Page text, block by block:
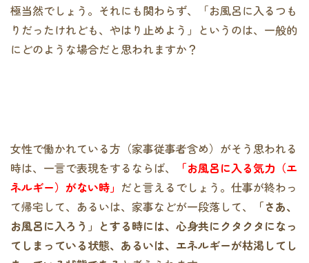
極当然でしょう。それにも関わらず、「お風呂に入るつも
りだったけれども、やはり止めよう」というのは、一般的
にどのような場合だと思われますか？
女性で働かれている方（家事従事者含め）がそう思われる
時は、一言で表現をするならば、
「お風呂に入る気力（エ
ネルギー）がない時」 だと言えるでしょう。仕事が終わっ
て帰宅して、あるいは、家事などが一段落して、
「さあ、
お風呂に入ろう」とする時には、心身共にクタクタになっ
てしまっている状態、あるいは、エネルギーが枯渇してし